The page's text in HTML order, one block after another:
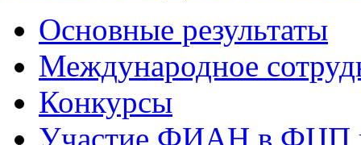
Основные результаты
Международное
Конкурсы
Участие ФИАН в ФЦП